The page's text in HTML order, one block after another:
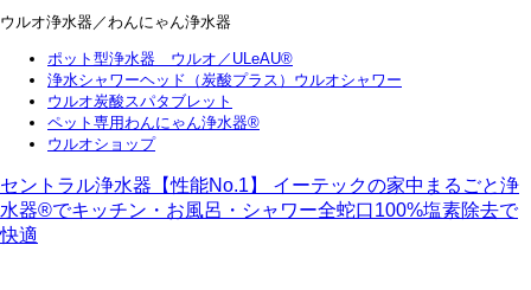
ウルオ浄水器／わんにゃん浄水器
ポット型浄水器 ウルオ／ULeAU®
浄水シャワーヘッド（炭酸プラス）ウルオシャワー
ウルオ炭酸スパタブレット
ペット専用わんにゃん浄水器®
ウルオショップ
セントラル浄水器【性能No.1】 イーテックの家中まるごと浄
水器®でキッチン・お風呂・シャワー全蛇口100%塩素除去で
快適